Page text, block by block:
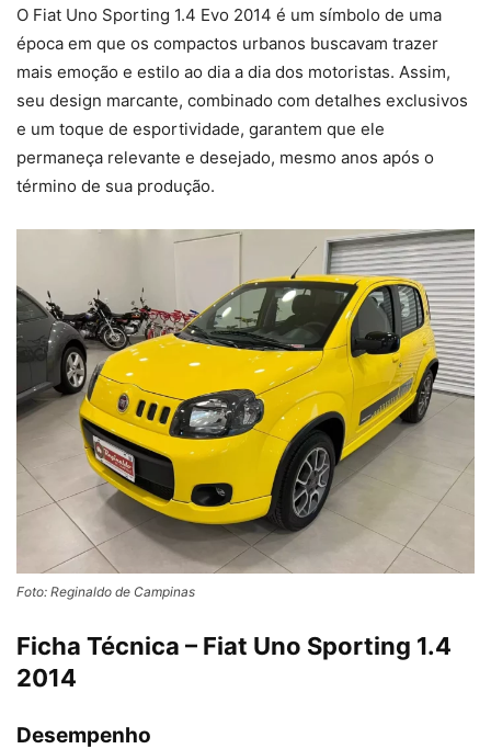
O Fiat Uno Sporting 1.4 Evo 2014 é um símbolo de uma
época em que os compactos urbanos buscavam trazer
mais emoção e estilo ao dia a dia dos motoristas. Assim,
seu design marcante, combinado com detalhes exclusivos
e um toque de esportividade, garantem que ele
permaneça relevante e desejado, mesmo anos após o
término de sua produção.
Foto: Reginaldo de Campinas
Ficha Técnica – Fiat Uno Sporting 1.4
2014
Desempenho